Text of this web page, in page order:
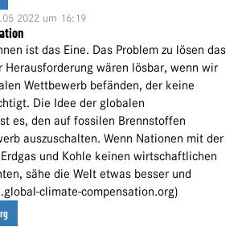
2022 um 16:19
ist das Eine. Das Problem zu lösen das
Herausforderung wären lösbar, wenn wir
Wettbewerb befänden, der keine
Die Idee der globalen
es, den auf fossilen Brennstoffen
auszuschalten. Wenn Nationen mit der
und Kohle keinen wirtschaftlichen
sähe die Welt etwas besser und
climate-compensation.org)